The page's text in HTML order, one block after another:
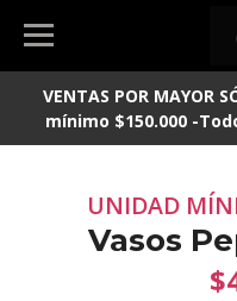
VENTAS POR MAYOR
mínimo $150.000 -
UNIDAD
Vasos